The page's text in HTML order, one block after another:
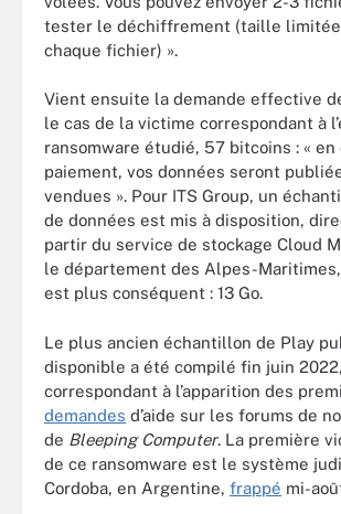
tester le déchiffrement (taille limitée
chaque fichier) ».
Vient ensuite la demande effective
le cas de la victime correspondant à
ransomware étudié, 57 bitcoins : « en
paiement, vos données seront
vendues ». Pour ITS Group, un
de données est mis à disposition,
partir du service de stockage Cloud
le département des Alpes-
est plus conséquent : 13 Go.
Le plus ancien échantillon de Play
disponible a été compilé fin juin
correspondant à l’apparition des
demandes d’aide sur les forums de
de Bleeping Computer. La première
de ce ransomware est le système
Cordoba, en Argentine, frappé mi-